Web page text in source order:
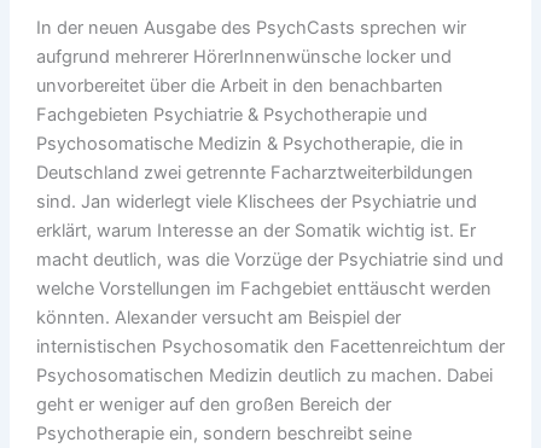
In der neuen Ausgabe des PsychCasts sprechen wir
aufgrund mehrerer HörerInnenwünsche locker und
unvorbereitet über die Arbeit in den benachbarten
Fachgebieten Psychiatrie & Psychotherapie und
Psychosomatische Medizin & Psychotherapie, die in
Deutschland zwei getrennte Facharztweiterbildungen
sind. Jan widerlegt viele Klischees der Psychiatrie und
erklärt, warum Interesse an der Somatik wichtig ist. Er
macht deutlich, was die Vorzüge der Psychiatrie sind und
welche Vorstellungen im Fachgebiet enttäuscht werden
könnten. Alexander versucht am Beispiel der
internistischen Psychosomatik den Facettenreichtum der
Psychosomatischen Medizin deutlich zu machen. Dabei
geht er weniger auf den großen Bereich der
Psychotherapie ein, sondern beschreibt seine